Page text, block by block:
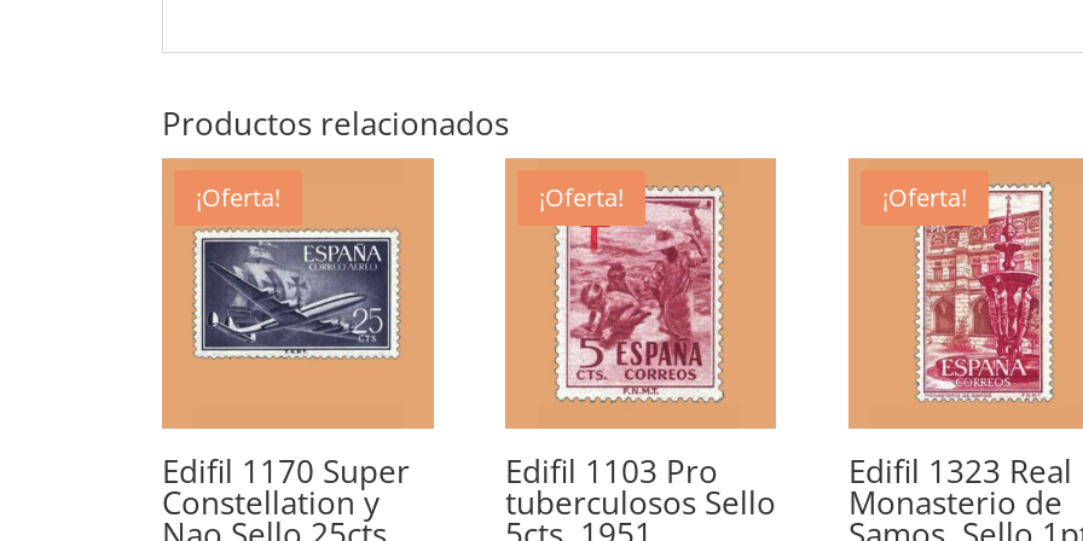
Productos relacionados
¡Oferta!
Edifil 1170 Super
Constellation y
¡Oferta!
Edifil 1103 Pro
tuberculosos Sello
¡Oferta!
Edifil 1323 Real
Monasterio de